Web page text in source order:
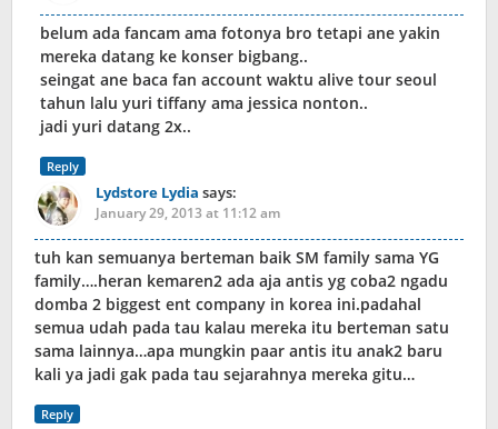
belum ada fancam ama fotonya bro tetapi ane yakin
mereka datang ke konser bigbang..
seingat ane baca fan account waktu alive tour seoul
tahun lalu yuri tiffany ama jessica nonton..
jadi yuri datang 2x..
Reply
Lydstore Lydia says:
January 29, 2013 at 11:12 am
tuh kan semuanya berteman baik SM family sama YG
family….heran kemaren2 ada aja antis yg coba2 ngadu
domba 2 biggest ent company in korea ini.padahal
semua udah pada tau kalau mereka itu berteman satu
sama lainnya…apa mungkin paar antis itu anak2 baru
kali ya jadi gak pada tau sejarahnya mereka gitu…
Reply